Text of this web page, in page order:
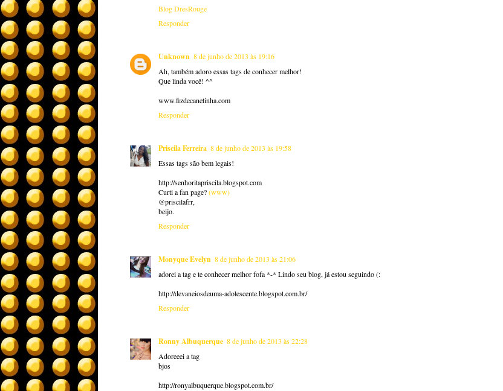
Blog DresRouge
Responder
Unknown 8 de junho de 2013 às 19:16
Ah, também adoro essas tags de conhecer melhor!
Que linda você! ^^
www.fizdecanetinha.com
Responder
Priscila Ferreira 8 de junho de 2013 às 19:58
Essas tags são bem legais!
http://senhoritapriscila.blogspot.com
Curti a fan page?(www)
@priscilafrr,
beijo.
Responder
Monyque Evelyn 8 de junho de 2013 às 21:06
adorei a tag e te conhecer melhor fofa *-* Lindo seu blog, já estou seguindo (:
http://devaneiosdeuma-adolescente.blogspot.com.br/
Responder
Ronny Albuquerque 8 de junho de 2013 às 22:28
Adoreeei a tag
bjos
http://ronyalbuquerque.blogspot.com.br/